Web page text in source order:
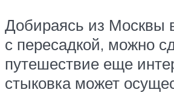
Добираясь из Москвы
с пересадкой, можно
путешествие еще
стыковка может